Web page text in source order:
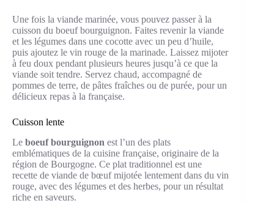
Une fois la viande marinée, vous pouvez passer à la
cuisson du boeuf bourguignon. Faites revenir la viande
et les légumes dans une cocotte avec un peu d’huile,
puis ajoutez le vin rouge de la marinade. Laissez mijoter
à feu doux pendant plusieurs heures jusqu’à ce que la
viande soit tendre. Servez chaud, accompagné de
pommes de terre, de pâtes fraîches ou de purée, pour un
délicieux repas à la française.
Cuisson lente
Le boeuf bourguignon est l’un des plats
emblématiques de la cuisine française, originaire de la
région de Bourgogne. Ce plat traditionnel est une
recette de viande de bœuf mijotée lentement dans du vin
rouge, avec des légumes et des herbes, pour un résultat
riche en saveurs.